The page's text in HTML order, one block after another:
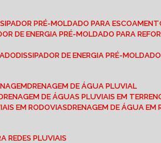
PRÉ-MOLDADO PARA
DE ENERGIA PRÉ-MOLDADO PARA
DISSIPADOR DE ENERGIA PRÉ-MOLDADO
DRENAGEM DE ÁGUA PLUVIAL
DRENAGEM DE ÁGUAS PLUVIAIS EM
EM RODOVIAS
DRENAGEM DE ÁGUA EM
REDES PLUVIAIS